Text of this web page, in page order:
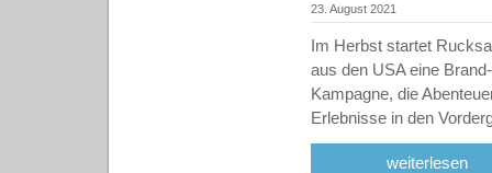
23. August 2021
Im Herbst startet
aus den USA eine
Kampagne, die
Erlebnisse in den
weiterlesen